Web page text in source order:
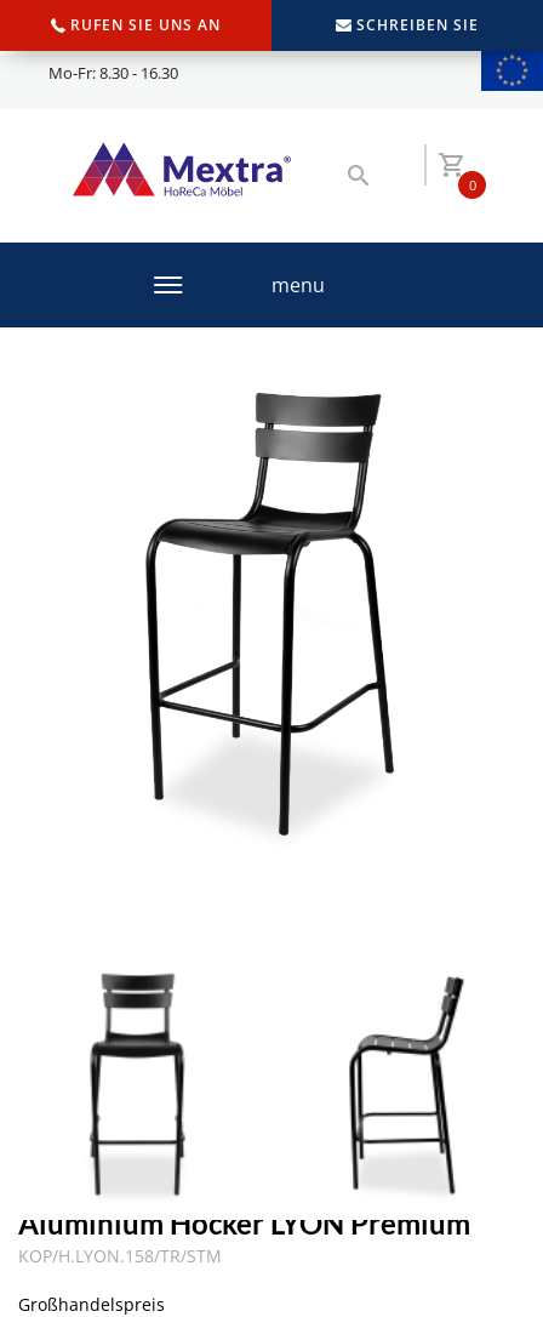
RUFEN SIE UNS AN SCHREIBEN SIE
Mo-Fr: 8.30 - 16.30
0
menu
Aluminium Hocker LYON Premium
KOP/H.LYON.158/TR/STM
Großhandelspreis